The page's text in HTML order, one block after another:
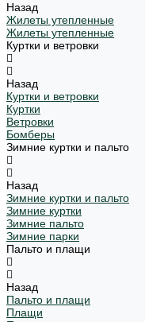
Назад
Жилеты утепленные
Жилеты утепленные
Куртки и ветровки
Назад
Куртки и ветровки
Куртки
Ветровки
Бомберы
Зимние куртки и пальто
Назад
Зимние куртки и пальто
Зимние куртки
Зимние пальто
Зимние парки
Пальто и плащи
Назад
Пальто и плащи
Плащи